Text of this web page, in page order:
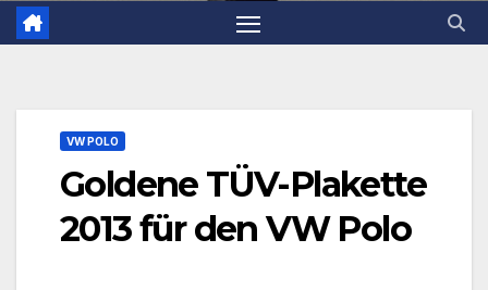
VW POLO
Goldene TÜV-Plakette
2013 für den VW Polo